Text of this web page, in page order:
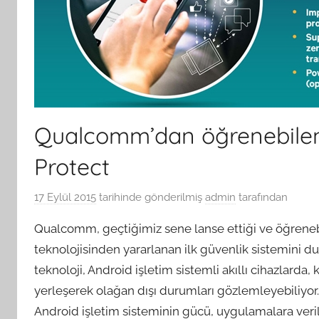
Qualcomm’dan
Protect
17 Eylül 2015 tarihinde gönderilmiş admin tarafından
Qualcomm, geçtiğimiz sene lanse ettiği ve
teknolojisinden yararlanan ilk güvenlik sistemini
teknoloji, Android işletim sistemli akıllı cihazlarda,
yerleşerek olağan dışı durumları
Android işletim sisteminin gücü, uygulamalara